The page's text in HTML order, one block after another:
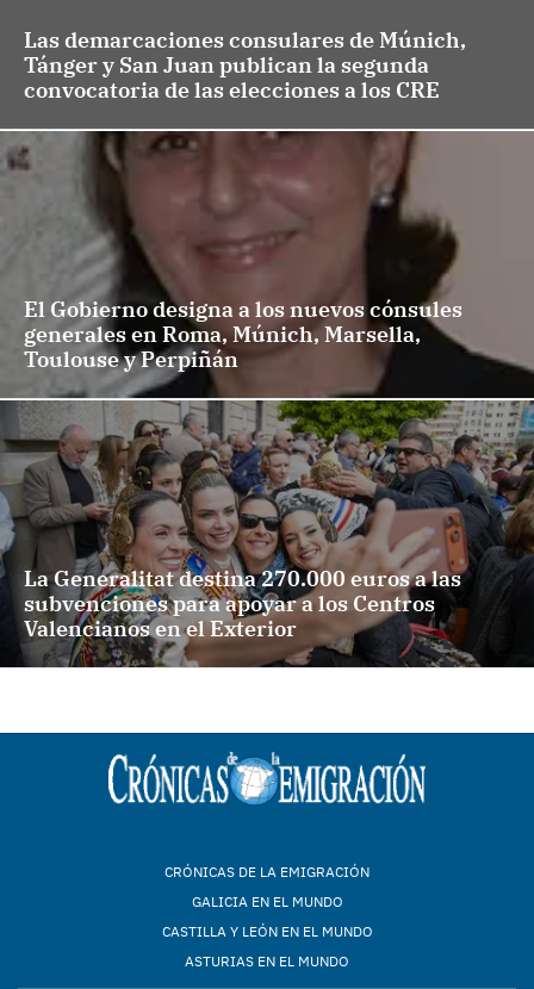
Las demarcaciones consulares de Múnich,
Tánger y San Juan publican la segunda
convocatoria de las elecciones a los CRE
El Gobierno designa a los nuevos cónsules
generales en Roma, Múnich, Marsella,
Toulouse y Perpiñán
La Generalitat destina 270.000 euros a las
subvenciones para apoyar a los Centros
Valencianos en el Exterior
CRÓNICAS DE LA EMIGRACIÓN
GALICIA EN EL MUNDO
CASTILLA Y LEÓN EN EL MUNDO
ASTURIAS EN EL MUNDO